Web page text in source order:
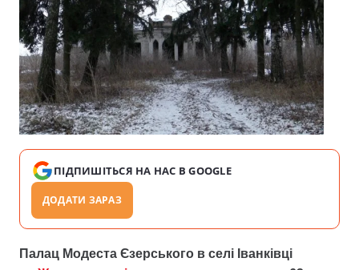
ПІДПИШІТЬСЯ НА НАС В GOOGLE
ДОДАТИ ЗАРАЗ
Палац Модеста Єзерського в селі Іванківці